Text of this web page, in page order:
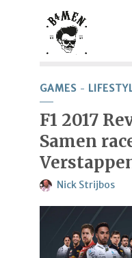
GAMES
F1 2017
Samen
Nick Strijbos